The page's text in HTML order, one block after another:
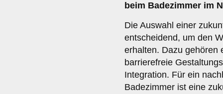
beim Badezimmer im
Die Auswahl einer
entscheidend, um den
erhalten. Dazu gehören
barrierefreie
Integration. Für ein
Badezimmer ist eine